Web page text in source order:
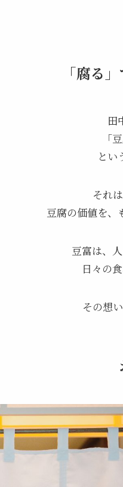
「腐る
田
「
とい
それ
豆腐の価値を、
豆富は、
日々の
その想